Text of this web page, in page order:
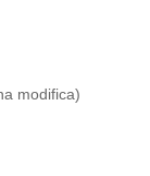
modifica)